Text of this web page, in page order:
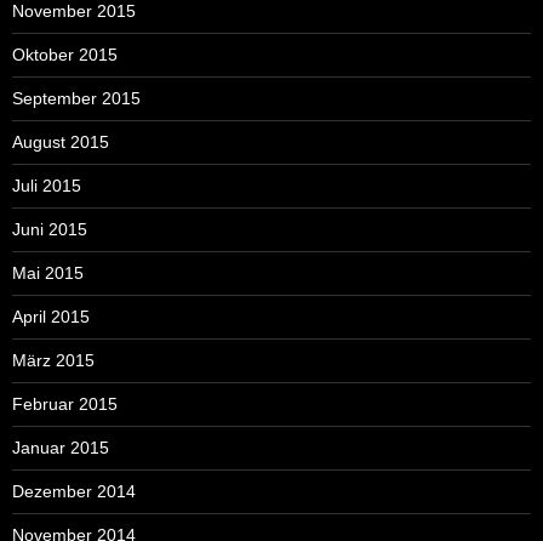
November 2015
Oktober 2015
September 2015
August 2015
Juli 2015
Juni 2015
Mai 2015
April 2015
März 2015
Februar 2015
Januar 2015
Dezember 2014
November 2014